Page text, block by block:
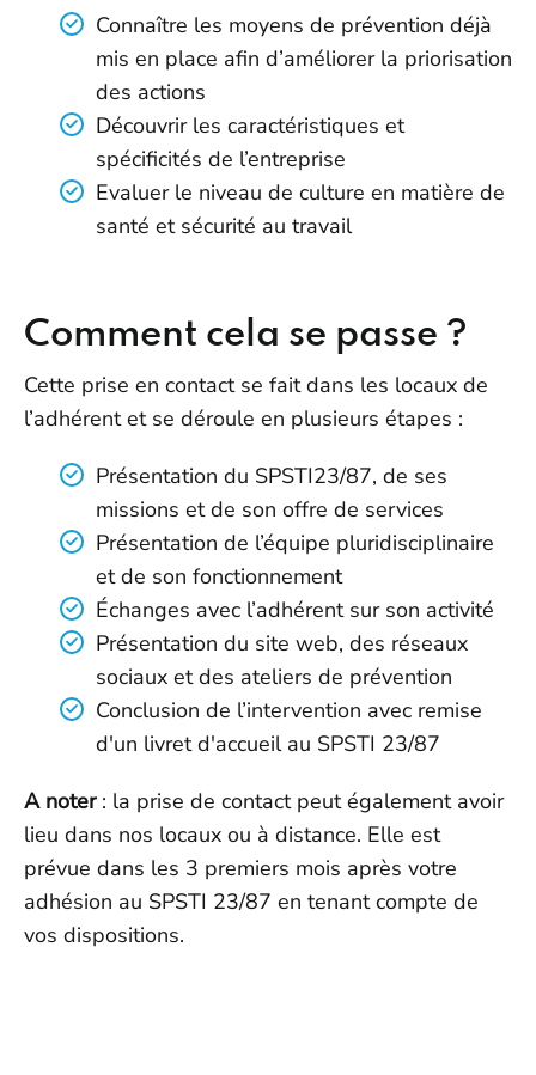
Connaître les moyens de prévention déjà
mis en place afin d’améliorer la priorisation
des actions
Découvrir les caractéristiques et
spécificités de l’entreprise
Evaluer le niveau de culture en matière de
santé et sécurité au travail
Comment cela se passe ?
Cette prise en contact se fait dans les locaux de
l’adhérent et se déroule en plusieurs étapes :
Présentation du SPSTI23/87, de ses
missions et de son offre de services
Présentation de l’équipe pluridisciplinaire
et de son fonctionnement
Échanges avec l’adhérent sur son activité
Présentation du site web, des réseaux
sociaux et des ateliers de prévention
Conclusion de l’intervention avec remise
d'un livret d'accueil au SPSTI 23/87
A noter: la prise de contact peut également avoir
lieu dans nos locaux ou à distance. Elle est
prévue dans les 3 premiers mois après votre
adhésion au SPSTI 23/87 en tenant compte de
vos dispositions.